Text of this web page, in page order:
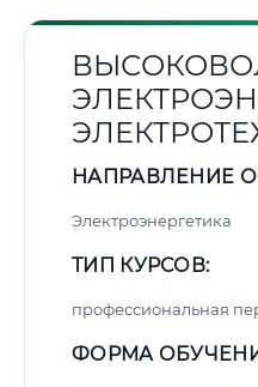
НАПРАВЛЕНИЕ
Электроэнергетика
ТИП КУРСОВ:
профессиональная
ФОРМА